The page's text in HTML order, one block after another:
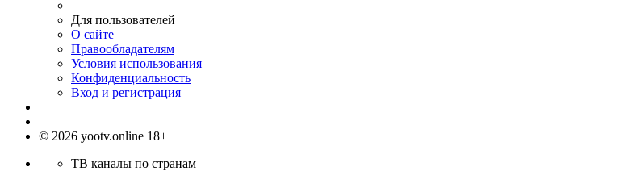
Для пользователей
О сайте
Правообладателям
Условия использования
Конфиденциальность
Вход и регистрация
© 2026 yootv.online 18+
ТВ каналы по странам